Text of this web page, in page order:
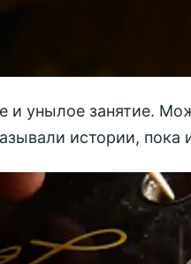
и унылое занятие.
истории, пока